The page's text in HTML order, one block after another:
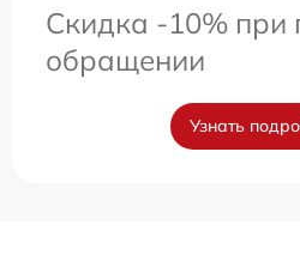
Скидка -10% при
обращении
Узнать